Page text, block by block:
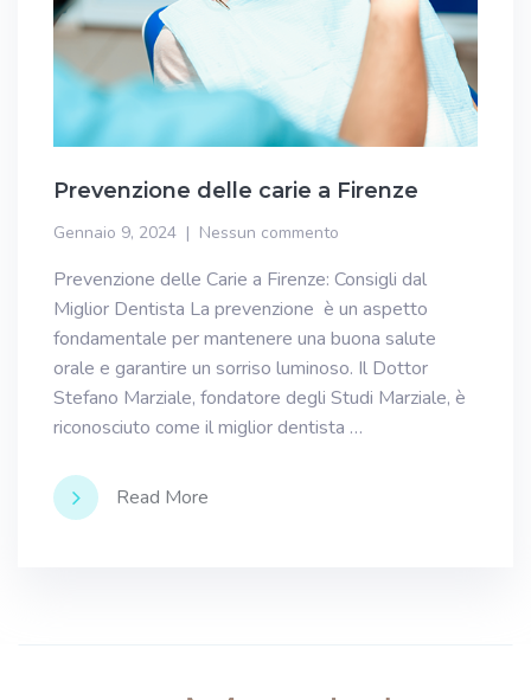
Prevenzione delle carie a Firenze
Gennaio 9, 2024 Nessun commento
Prevenzione delle Carie a Firenze: Consigli dal
Miglior Dentista La prevenzione è un aspetto
fondamentale per mantenere una buona salute
orale e garantire un sorriso luminoso. Il Dottor
Stefano Marziale, fondatore degli Studi Marziale, è
riconosciuto come il miglior dentista …
Read More